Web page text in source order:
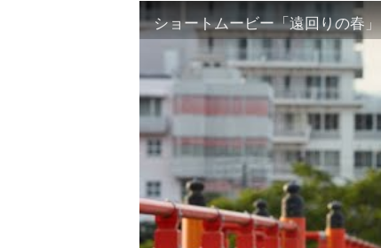
ショートムービー「遠回りの春」